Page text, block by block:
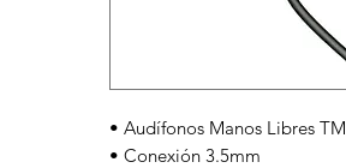
• Audífonos Manos Libres TM
• Conexión 3.5mm